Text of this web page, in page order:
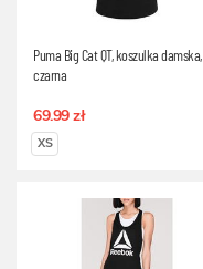
Puma Big Cat QT, koszulka damska,
czarna
69.99 zł
XS